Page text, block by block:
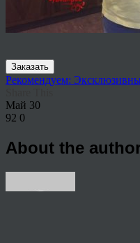
Заказать
Рекомендуем:
Май 30
92 0
About the